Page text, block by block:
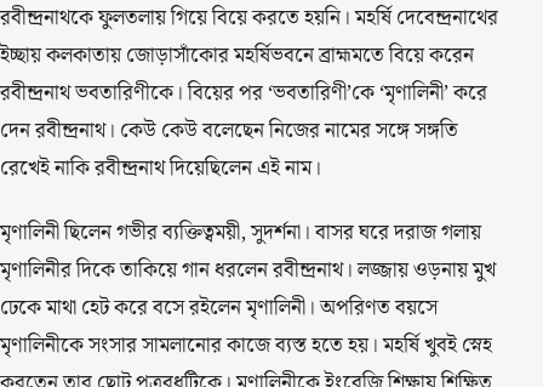
রবীন্দ্রনাথকে ফুলতলায় গিয়ে বিয়ে করতে হয়নি। মহর্ষি দেবেন্দ্রনাথের
ইচ্ছায় কলকাতায় জোড়াসাঁকোর মহর্ষিভবনে ব্রাহ্মমতে বিয়ে করেন
রবীন্দ্রনাথ ভবতারিণীকে। বিয়ের পর ‘ভবতারিণী’কে ‘মৃণালিনী’ করে
দেন রবীন্দ্রনাথ। কেউ কেউ বলেছেন নিজের নামের সঙ্গে সঙ্গতি
রেখেই নাকি রবীন্দ্রনাথ দিয়েছিলেন এই নাম।
মৃণালিনী ছিলেন গভীর ব্যক্তিত্বময়ী, সুদর্শনা। বাসর ঘরে দরাজ গলায়
মৃণালিনীর দিকে তাকিয়ে গান ধরলেন রবীন্দ্রনাথ। লজ্জায় ওড়নায় মুখ
ঢেকে মাথা হেট করে বসে রইলেন মৃণালিনী। অপরিণত বয়সে
মৃণালিনীকে সংসার সামলানোর কাজে ব্যস্ত হতে হয়। মহর্ষি খুবই স্নেহ